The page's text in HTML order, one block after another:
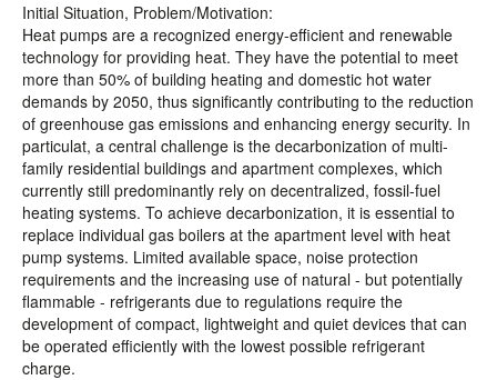
Initial Situation, Problem/Motivation:
Heat pumps are a recognized energy-efficient and renewable
technology for providing heat. They have the potential to meet
more than 50% of building heating and domestic hot water
demands by 2050, thus significantly contributing to the reduction
of greenhouse gas emissions and enhancing energy security. In
particulat, a central challenge is the decarbonization of multi-
family residential buildings and apartment complexes, which
currently still predominantly rely on decentralized, fossil-fuel
heating systems. To achieve decarbonization, it is essential to
replace individual gas boilers at the apartment level with heat
pump systems. Limited available space, noise protection
requirements and the increasing use of natural - but potentially
flammable - refrigerants due to regulations require the
development of compact, lightweight and quiet devices that can
be operated efficiently with the lowest possible refrigerant
charge.